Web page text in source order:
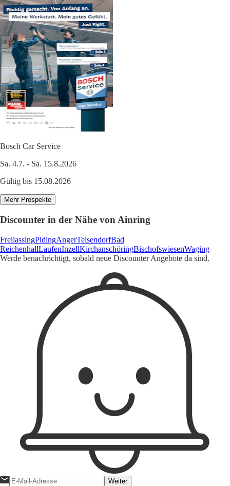
Bosch Car Service
Sa. 4.7. - Sa. 15.8.2026
Gültig bis 15.08.2026
Mehr Prospekte
Discounter in der Nähe von Ainring
FreilassingPidingAngerTeisendorfBad
ReichenhallLaufenInzellKirchanschöringBischofswiesenWaging
Werde benachrichtigt, sobald neue Discounter Angebote da sind.
Weiter